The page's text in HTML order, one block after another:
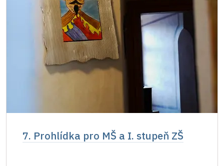
7. Prohlídka pro MŠ a I. stupeň ZŠ